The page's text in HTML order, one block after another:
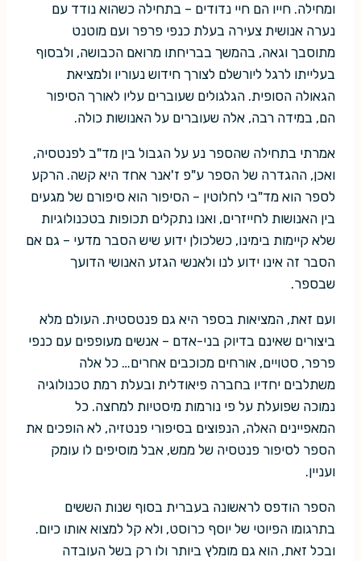
ומחילה. חייו הם חיי נדודים – בתחילה כשהוא נודד עם
נערה אנושית צעירה בעלת כנפי פרפר ועם מוטנט
מתוסבך וגאה, בהמשך בבריחתו מרואם הכבושה, ולבסוף
בעלייתו לרגל ליורשלם לצורך חידוש נעוריו ולמציאת
הגאולה הסופית. הגלגולים שעוברים עליו לאורך הסיפור
הם, במידה רבה, אלה שעוברים על האנושות כולה.
אמרתי בתחילה שהספר נע על הגבול בין מד"ב לפנטסיה,
ואכן, ההגדרה של הספר ע"פ ז'אנר אחד היא קשה. הרקע
לספר הוא מד"בי לחלוטין – הסיפור הוא סיפורם של מגעים
בין האנושות לחייזרים, ואנו נתקלים תכופות בטכנולוגיות
שלא קיימות בימינו, כשלכולן ידוע שיש הסבר מדעי – גם אם
הסבר זה אינו ידוע לנו ולאנשי הגזע האנושי הדועך
שבספר.
ועם זאת, המציאות בספר היא גם פנטסטית. העולם מלא
ביצורים שאינם בדיוק בני-אדם – אנשים מעופפים עם כנפי
פרפר, סטויים, אורחים מכוכבים אחרים… כל אלה
משתלבים יחדיו בחברה פיאודלית ובעלת רמת טכנולוגיה
נמוכה שפועלת על פי נורמות מיסטיות למחצה. כל
המאפיינים האלה, הנפוצים בסיפורי פנטזיה, לא הופכים את
הספר לסיפור פנטסיה של ממש, אבל מוסיפים לו עומק
ועניין.
הספר הודפס לראשונה בעברית בסוף שנות הששים
בתרגומו הפיוטי של יוסף כרוסט, ולא קל למצוא אותו כיום.
ובכל זאת, הוא גם מומלץ ביותר ולו רק בשל העובדה